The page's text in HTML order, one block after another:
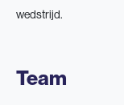
wedstrijd.
Team